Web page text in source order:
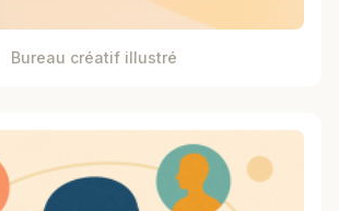
Bureau créatif illustré